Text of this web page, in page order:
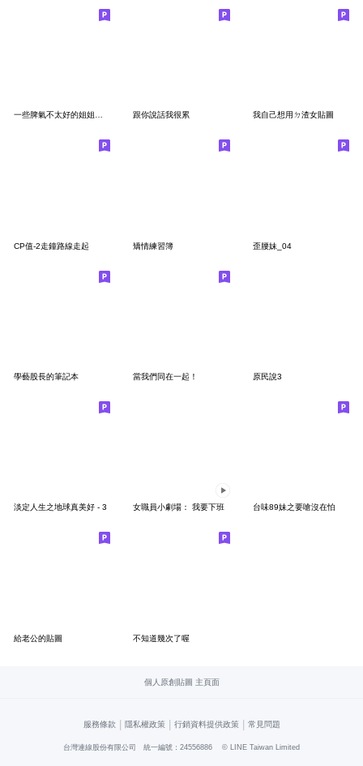
一些脾氣不太好的姐姐們。 跟你說話我很累 我自己想用ㄉ渣女貼圖
CP值-2走鐘路線走起 矯情練習簿 歪腰妹_04
學藝股長的筆記本 當我們同在一起！ 原民說3
淡定人生之地球真美好 - 3 女職員小劇場： 我要下班 台味89妹之要嗆沒在怕
給老公的貼圖 不知道幾次了喔
個人原創貼圖 主頁面
服務條款 | 隱私權政策 | 行銷資料提供政策 | 常見問題
台灣連線股份有限公司 統一編號：24556886 © LINE Taiwan Limited